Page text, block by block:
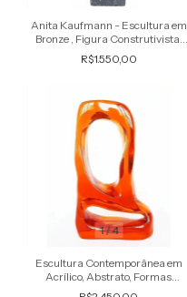
Anita Kaufmann - Escultura em
Bronze , Figura Construtivista,
Abstrato, Geométrico , 1980
R$1.550,00
1/4
Escultura Contemporânea em
Acrílico, Abstrato, Formas
Orgânicas